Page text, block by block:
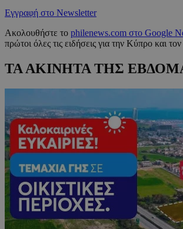
Εγγραφή στο Newsletter
Ακολουθήστε το philenews.com στο Google
πρώτοι όλες τις ειδήσεις για την Κύπρο και
ΤΑ ΑΚΙΝΗΤΑ ΤΗΣ